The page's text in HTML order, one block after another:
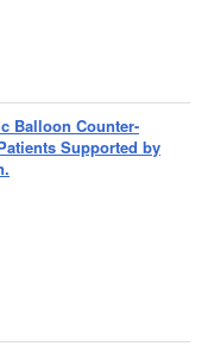
Balloon Counter-
Supported by